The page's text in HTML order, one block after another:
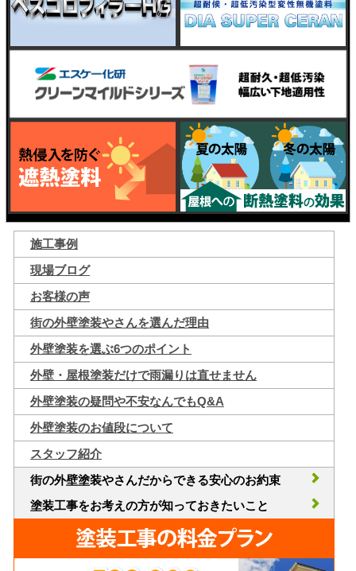
施工事例
現場ブログ
お客様の声
街の外壁塗装やさんを選んだ理由
外壁塗装を選ぶ6つのポイント
外壁・屋根塗装だけで雨漏りは直せません
外壁塗装の疑問や不安なんでもQ&A
外壁塗装のお値段について
スタッフ紹介
街の外壁塗装やさんだからできる安心のお約束
塗装工事をお考えの方が知っておきたいこと